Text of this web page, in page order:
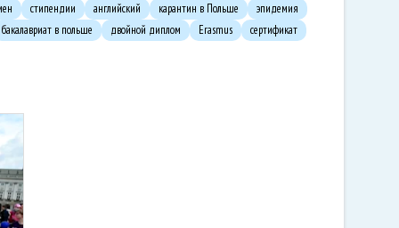
стипендии английский карантин в Польше
эпидемия
бакалавриат в польше
двойной диплом Erasmus сертификат